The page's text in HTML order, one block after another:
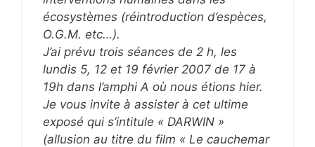
écosystèmes (réintroduction d’espèces,
O.G.M. etc…).
J’ai prévu trois séances de 2 h, les
lundis 5, 12 et 19 février 2007 de 17 à
19h dans l’amphi A où nous étions hier.
Je vous invite à assister à cet ultime
exposé qui s’intitule « DARWIN »
(allusion au titre du film « Le cauchemar